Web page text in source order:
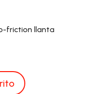
friction llanta